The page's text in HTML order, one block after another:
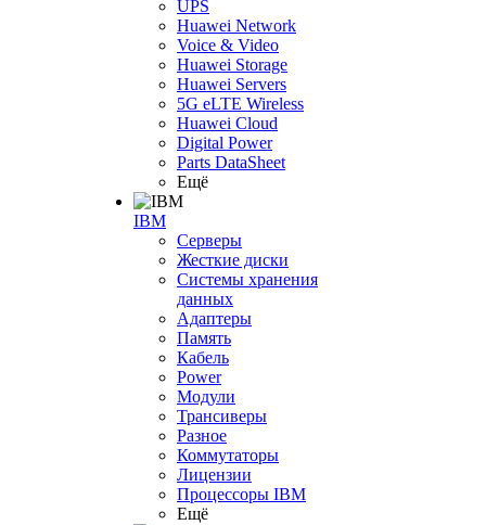
UPS
Huawei Network
Voice & Video
Huawei Storage
Huawei Servers
5G eLTE Wireless
Huawei Cloud
Digital Power
Parts DataSheet
Ещё
IBM
Серверы
Жесткие диски
Системы хранения
данных
Адаптеры
Память
Кабель
Power
Модули
Трансиверы
Разное
Коммутаторы
Лицензии
Процессоры IBM
Ещё